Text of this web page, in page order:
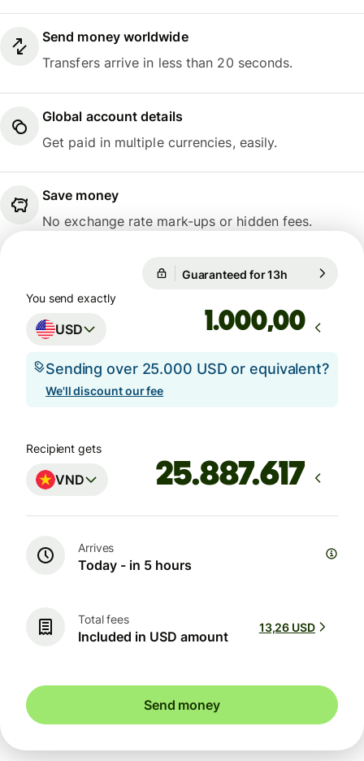
Send money worldwide
Transfers arrive in less than 20 seconds.
Global account details
Get paid in multiple currencies, easily.
Save money
No exchange rate mark-ups or hidden fees.
Guaranteed for 13h
You send exactly
USD ,00
Sending over 25.000 USD or equivalent?
We'll discount our fee
Recipient gets
VND
Arrives
Today - in 5 hours
Total fees
Included in USD amount
13,26 USD
Send money